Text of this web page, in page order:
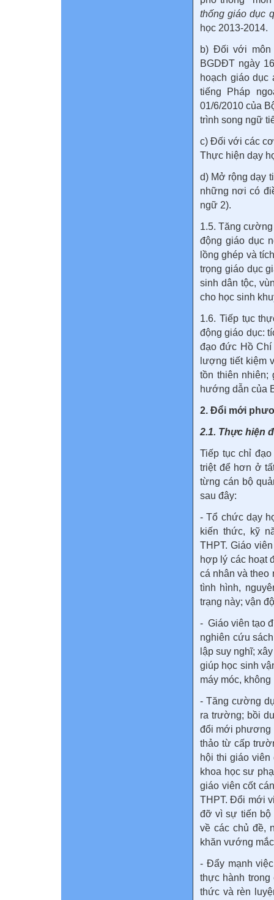
thống giáo dục
học 2013-2014.
b) Đối với môn
BGDĐT ngày
hoạch giáo dục
tiếng Pháp
01/6/2010 của
trình song ngữ
c) Đối với các
Thực hiện dạy
d) Mở rộng dạy
những nơi có
ngữ 2).
1.5. Tăng
động giáo dục
lồng ghép và
trọng giáo dục
sinh dân tộc,
cho học sinh
1.6. Tiếp tục
động giáo dục:
đạo đức Hồ Chí
lượng tiết kiệm
tồn thiên nhiên;
hướng dẫn của
2. Đổi mới
2.1. Thực hiện
Tiếp tục chỉ
triệt để hơn ở
từng cán bộ
sau đây:
- Tổ chức dạy
kiến thức, kỹ
THPT. Giáo
hợp lý các hoạt
cá nhân và theo
tình hình,
trạng này; vận
- Giáo viên tạo
nghiên cứu
lập suy nghĩ;
giúp học sinh
máy móc,
- Tăng cường
ra trường; bồi
đổi mới phương
thảo từ cấp
hội thi giáo
khoa học sư
giáo viên cốt
THPT. Đổi mới
đỡ vì sự tiến bộ
về các chủ đề,
khăn vướng
- Đẩy mạnh
thực hành trong
thức và rèn